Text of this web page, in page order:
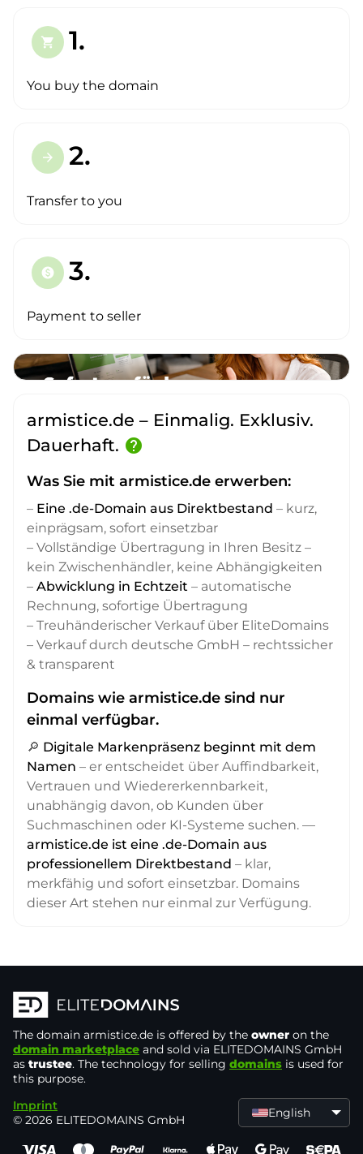
shopping_cart 1.
You buy the domain
arrow_forward 2.
Transfer to you
paid 3.
Payment to seller
armistice.de – Einmalig. Exklusiv.
Dauerhaft. help
Was Sie mit armistice.de erwerben:
– Eine .de-Domain aus Direktbestand – kurz,
einprägsam, sofort einsetzbar
– Vollständige Übertragung in Ihren Besitz –
kein Zwischenhändler, keine Abhängigkeiten
– Abwicklung in Echtzeit – automatische
Rechnung, sofortige Übertragung
– Treuhänderischer Verkauf über EliteDomains
– Verkauf durch deutsche GmbH – rechtssicher
& transparent
Domains wie armistice.de sind nur
einmal verfügbar.
🔎 Digitale Markenpräsenz beginnt mit dem
Namen – er entscheidet über Auffindbarkeit,
Vertrauen und Wiedererkennbarkeit,
unabhängig davon, ob Kunden über
Suchmaschinen oder KI-Systeme suchen. —
armistice.de ist eine .de-Domain aus
professionellem Direktbestand – klar,
merkfähig und sofort einsetzbar. Domains
dieser Art stehen nur einmal zur Verfügung.
The domain armistice.de is offered by the owner on the
domain marketplace and sold via ELITEDOMAINS GmbH
as trustee. The technology for selling domains is used for
this purpose.
Imprint
© 2026 ELITEDOMAINS GmbH
English